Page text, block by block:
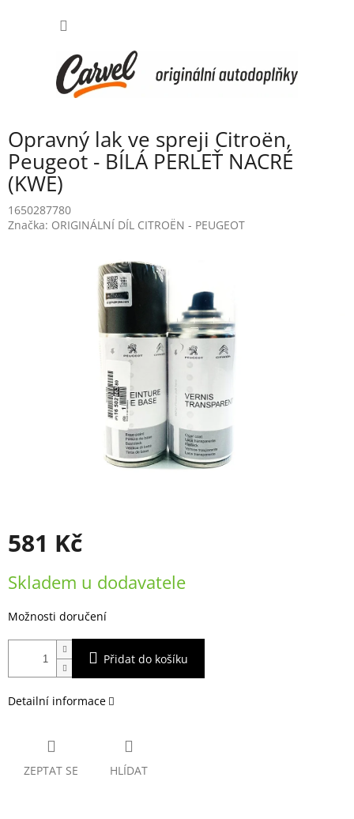
Opravný lak ve spreji Citroën,
Peugeot - BÍLÁ PERLEŤ NACRÉ
(KWE)
1650287780
Značka: ORIGINÁLNÍ DÍL CITROËN - PEUGEOT
581 Kč
cena:
Skladem u dodavatele
Možnosti doručení
Přidat do košíku
Detailní informace
ZEPTAT SE HLÍDAT